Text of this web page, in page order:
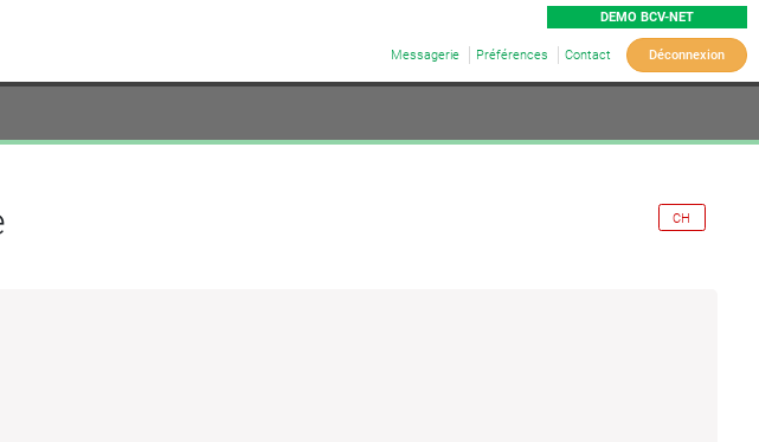
DEMO BCV-NET
Messagerie Préférences Contact Déconnexion
CH